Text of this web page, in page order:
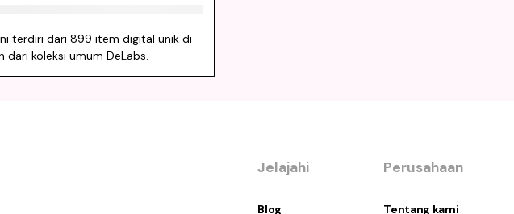
terdiri dari 899 item digital unik di
koleksi umum DeLabs.
Jelajahi
Blog
Perusahaan
Tentang kami